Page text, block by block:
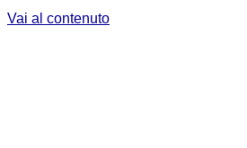
Vai al contenuto